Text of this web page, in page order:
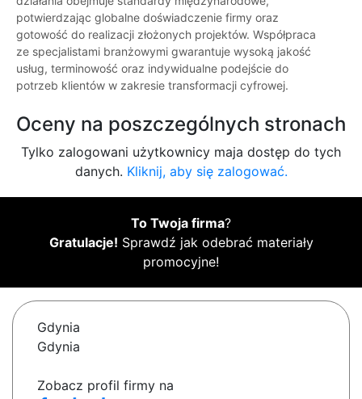
potwierdzając globalne doświadczenie firmy oraz
gotowość do realizacji złożonych projektów. Współpraca
ze specjalistami branżowymi gwarantuje wysoką jakość
usług, terminowość oraz indywidualne podejście do
potrzeb klientów w zakresie transformacji cyfrowej.
Oceny na poszczególnych stronach
Tylko zalogowani użytkownicy maja dostęp do tych
danych. Kliknij, aby się zalogować.
To Twoja firma?
Gratulacje! Sprawdź jak odebrać materiały
promocyjne!
Gdynia
Gdynia
Zobacz profil firmy na